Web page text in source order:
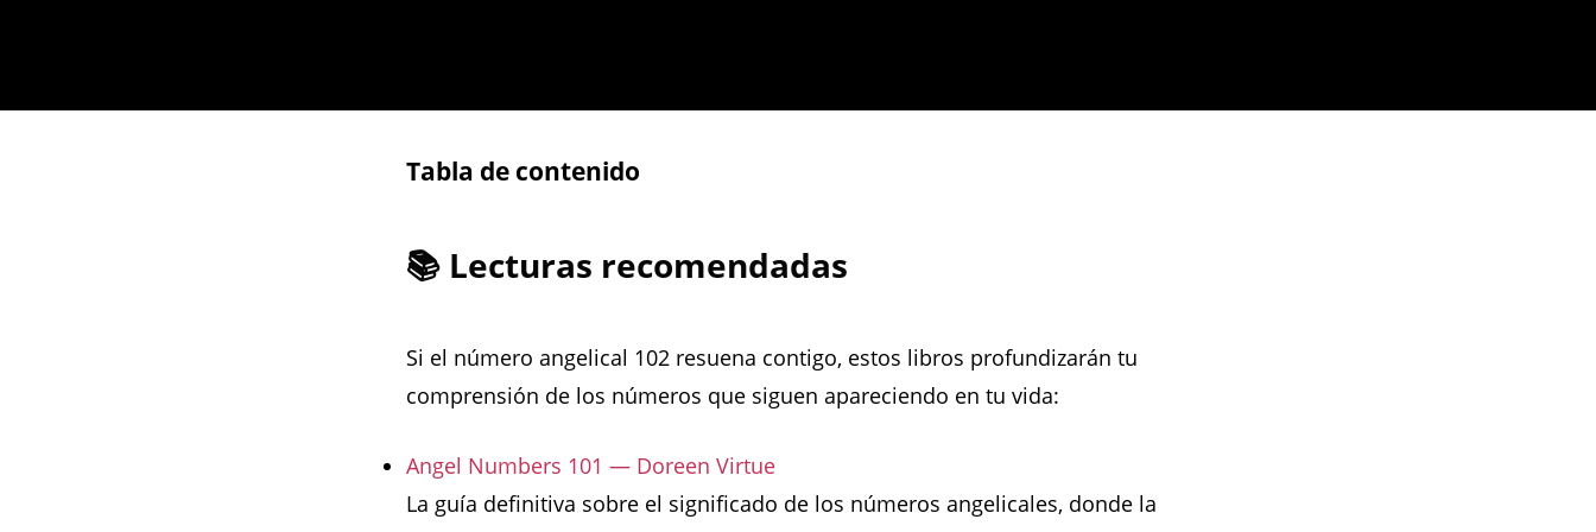
Tabla de contenido
📚 Lecturas recomendadas
Si el número angelical 102 resuena contigo, estos libros profundizarán tu
comprensión de los números que siguen apareciendo en tu vida:
Angel Numbers 101 — Doreen Virtue
La guía definitiva sobre el significado de los números angelicales, donde la